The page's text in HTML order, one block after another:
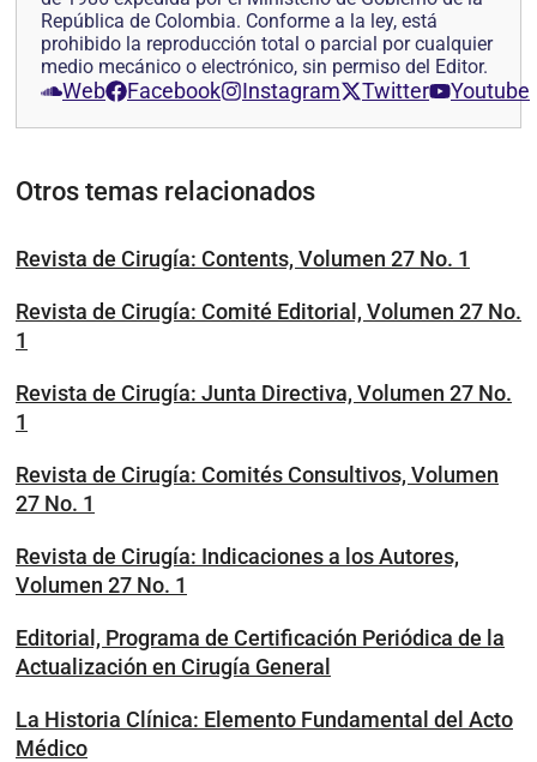
República de Colombia. Conforme a la ley, está
prohibido la reproducción total o parcial por cualquier
medio mecánico o electrónico, sin permiso del Editor.
Web Facebook Instagram Twitter Youtube
Otros temas relacionados
Revista de Cirugía: Contents, Volumen 27 No. 1
Revista de Cirugía: Comité Editorial, Volumen 27 No.
1
Revista de Cirugía: Junta Directiva, Volumen 27 No.
1
Revista de Cirugía: Comités Consultivos, Volumen
27 No. 1
Revista de Cirugía: Indicaciones a los Autores,
Volumen 27 No. 1
Editorial, Programa de Certificación Periódica de la
Actualización en Cirugía General
La Historia Clínica: Elemento Fundamental del Acto
Médico